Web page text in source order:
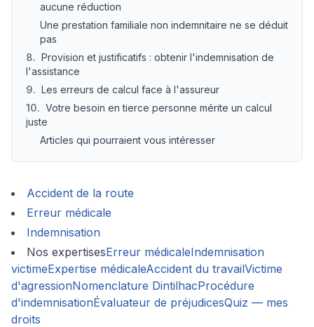
aucune réduction
Une prestation familiale non indemnitaire ne se déduit
pas
8. Provision et justificatifs : obtenir l'indemnisation de
l'assistance
9. Les erreurs de calcul face à l'assureur
10. Votre besoin en tierce personne mérite un calcul
juste
Articles qui pourraient vous intéresser
Accident de la route
Erreur médicale
Indemnisation
Nos expertisesErreur médicaleIndemnisation
victimeExpertise médicaleAccident du travailVictime
d'agressionNomenclature DintilhacProcédure
d'indemnisationÉvaluateur de préjudicesQuiz — mes
droits